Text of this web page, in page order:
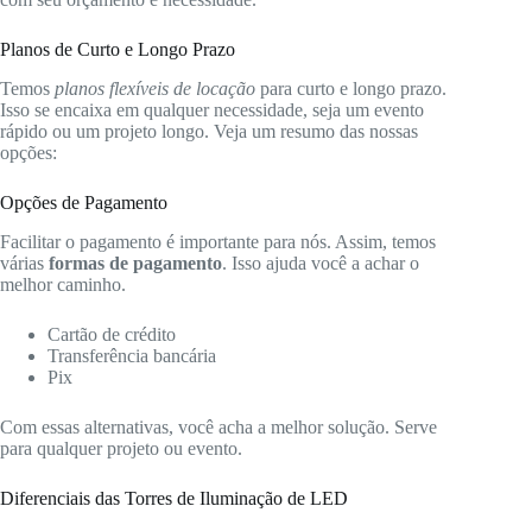
Planos de Curto e Longo Prazo
Temos planos flexíveis de locação para curto e longo prazo.
Isso se encaixa em qualquer necessidade, seja um evento
rápido ou um projeto longo. Veja um resumo das nossas
opções:
Opções de Pagamento
Facilitar o pagamento é importante para nós. Assim, temos
várias formas de pagamento. Isso ajuda você a achar o
melhor caminho.
Cartão de crédito
Transferência bancária
Pix
Com essas alternativas, você acha a melhor solução. Serve
para qualquer projeto ou evento.
Diferenciais das Torres de Iluminação de LED